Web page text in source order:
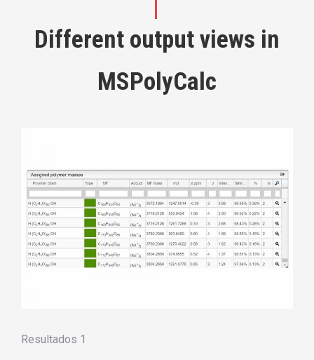
Different output views in
MSPolyCalc
Resultados 1